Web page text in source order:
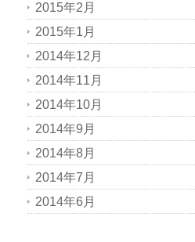
2015年2月
2015年1月
2014年12月
2014年11月
2014年10月
2014年9月
2014年8月
2014年7月
2014年6月